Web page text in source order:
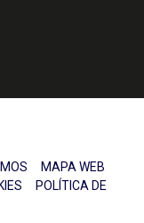
MAPA WEB
POLÍTICA DE